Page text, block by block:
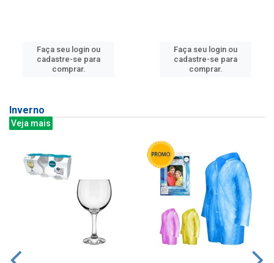
Faça seu login ou
cadastre-se para
comprar.
Faça seu login ou
cadastre-se para
comprar.
Inverno
Veja mais